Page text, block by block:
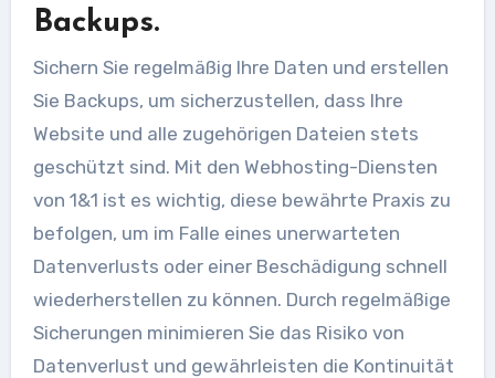
Backups.
Sichern Sie regelmäßig Ihre Daten und erstellen
Sie Backups, um sicherzustellen, dass Ihre
Website und alle zugehörigen Dateien stets
geschützt sind. Mit den Webhosting-Diensten
von 1&1 ist es wichtig, diese bewährte Praxis zu
befolgen, um im Falle eines unerwarteten
Datenverlusts oder einer Beschädigung schnell
wiederherstellen zu können. Durch regelmäßige
Sicherungen minimieren Sie das Risiko von
Datenverlust und gewährleisten die Kontinuität